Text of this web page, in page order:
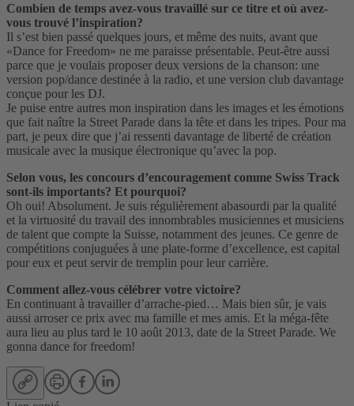
Combien de temps avez-vous travaillé sur ce titre et où avez-
vous trouvé l’inspiration?
Il s’est bien passé quelques jours, et même des nuits, avant que
«Dance for Freedom» ne me paraisse présentable. Peut-être aussi
parce que je voulais proposer deux versions de la chanson: une
version pop/dance destinée à la radio, et une version club davantage
conçue pour les DJ.
Je puise entre autres mon inspiration dans les images et les émotions
que fait naître la Street Parade dans la tête et dans les tripes. Pour ma
part, je peux dire que j’ai ressenti davantage de liberté de création
musicale avec la musique électronique qu’avec la pop.
Selon vous, les concours d’encouragement comme Swiss Track
sont-ils importants? Et pourquoi?
Oh oui! Absolument. Je suis régulièrement abasourdi par la qualité
et la virtuosité du travail des innombrables musiciennes et musiciens
de talent que compte la Suisse, notamment des jeunes. Ce genre de
compétitions conjuguées à une plate-forme d’excellence, est capital
pour eux et peut servir de tremplin pour leur carrière.
Comment allez-vous célébrer votre victoire?
En continuant à travailler d’arrache-pied… Mais bien sûr, je vais
aussi arroser ce prix avec ma famille et mes amis. Et la méga-fête
aura lieu au plus tard le 10 août 2013, date de la Street Parade. We
gonna dance for freedom!